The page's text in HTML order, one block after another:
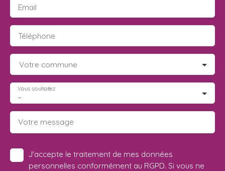
Email
Téléphone
Votre commune
-
Vous souhaitez
Votre message
J'accepte le traitement de mes données
personnelles conformément au RGPD. Si vous ne